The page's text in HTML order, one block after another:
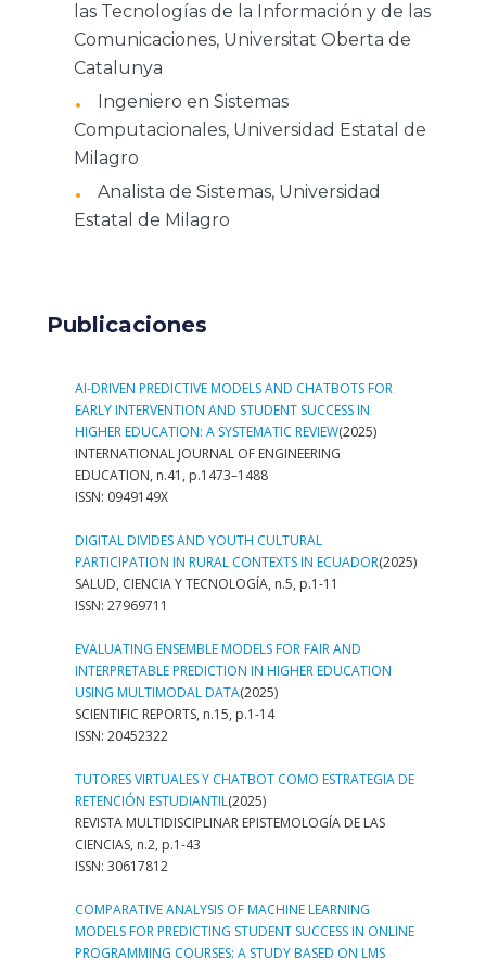
las Tecnologías de la Información y de las
Comunicaciones, Universitat Oberta de
Catalunya
Ingeniero en Sistemas
Computacionales, Universidad Estatal de
Milagro
Analista de Sistemas, Universidad
Estatal de Milagro
Publicaciones